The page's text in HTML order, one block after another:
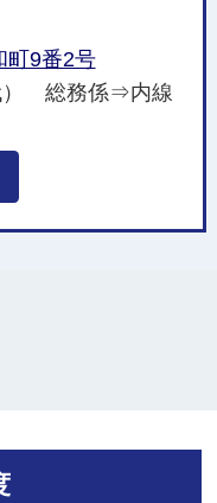
町9番2号
） 総務係⇒内線